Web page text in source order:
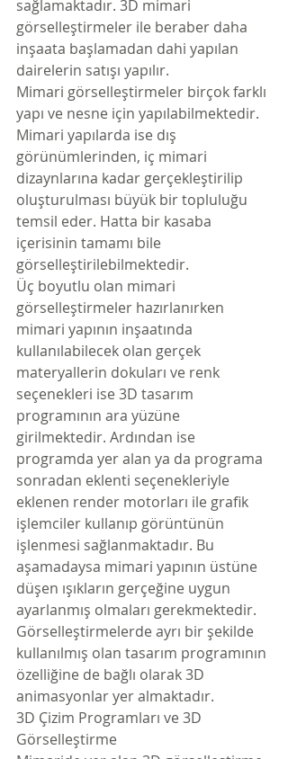
sağlamaktadır. 3D mimari
görselleştirmeler ile beraber daha
inşaata başlamadan dahi yapılan
dairelerin satışı yapılır.
Mimari görselleştirmeler birçok farklı
yapı ve nesne için yapılabilmektedir.
Mimari yapılarda ise dış
görünümlerinden, iç mimari
dizaynlarına kadar gerçekleştirilip
oluşturulması büyük bir topluluğu
temsil eder. Hatta bir kasaba
içerisinin tamamı bile
görselleştirilebilmektedir.
Üç boyutlu olan mimari
görselleştirmeler hazırlanırken
mimari yapının inşaatında
kullanılabilecek olan gerçek
materyallerin dokuları ve renk
seçenekleri ise 3D tasarım
programının ara yüzüne
girilmektedir. Ardından ise
programda yer alan ya da programa
sonradan eklenti seçenekleriyle
eklenen render motorları ile grafik
işlemciler kullanıp görüntünün
işlenmesi sağlanmaktadır. Bu
aşamadaysa mimari yapının üstüne
düşen ışıkların gerçeğine uygun
ayarlanmış olmaları gerekmektedir.
Görselleştirmelerde ayrı bir şekilde
kullanılmış olan tasarım programının
özelliğine de bağlı olarak 3D
animasyonlar yer almaktadır.
3D Çizim Programları ve 3D
Görselleştirme